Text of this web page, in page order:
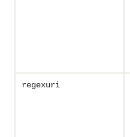
regexuri